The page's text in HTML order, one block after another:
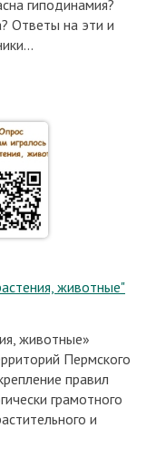
гиподинамия?
Ответы на эти и
животные"
животные»
Пермского
правил
грамотного
и